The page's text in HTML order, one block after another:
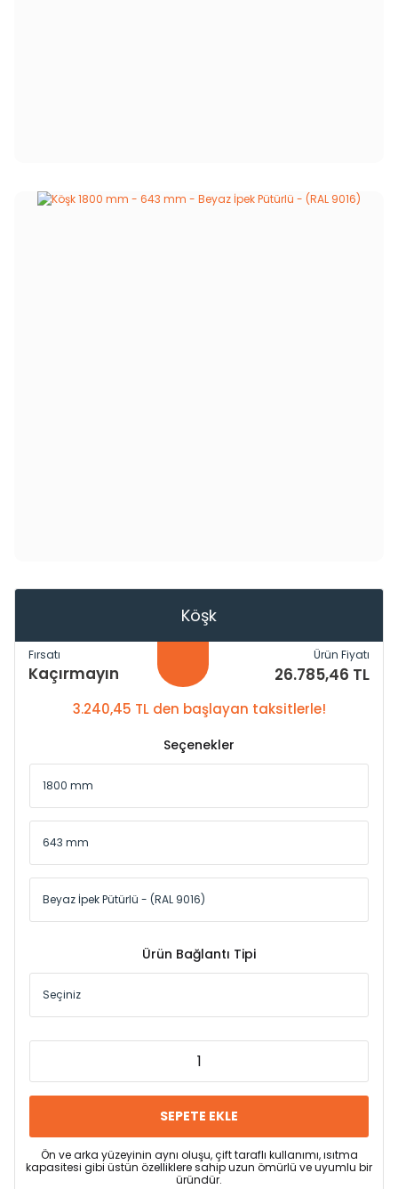
Köşk
Fırsatı
Kaçırmayın
Ürün Fiyatı
26.785,46 TL
3.240,45 TL den başlayan taksitlerle!
Seçenekler
Ürün Bağlantı Tipi
SEPETE EKLE
Ön ve arka yüzeyinin aynı oluşu, çift taraflı kullanımı, ısıtma
kapasitesi gibi üstün özelliklere sahip uzun ömürlü ve uyumlu bir
üründür.